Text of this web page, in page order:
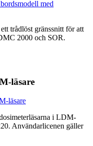
trådlöst gränssnitt för att
2000 och SOR.
läsare
i LDM-
Användarlicenen gäller